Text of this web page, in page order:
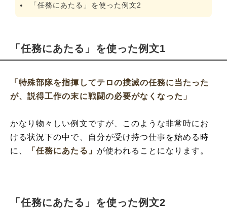
「任務にあたる」を使った例文2
「任務にあたる」を使った例文1
「特殊部隊を指揮してテロの撲滅の任務に当たった
が、説得工作の末に戦闘の必要がなくなった」
かなり物々しい例文ですが、このような非常時にお
ける状況下の中で、自分が受け持つ仕事を始める時
に、
「任務にあたる」 が使われることになります。
「任務にあたる」を使った例文2